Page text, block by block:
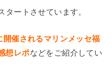
タートさせています。
開催されるマリンメッセ福
想レポなどをご紹介してい